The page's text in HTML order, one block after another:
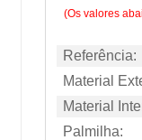
(Os valores
Referência:
Material
Material
Palmilha: